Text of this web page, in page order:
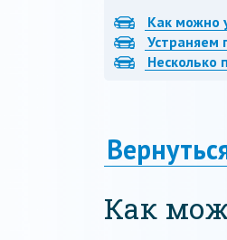
Как можно
Устраняем
Несколько
Как